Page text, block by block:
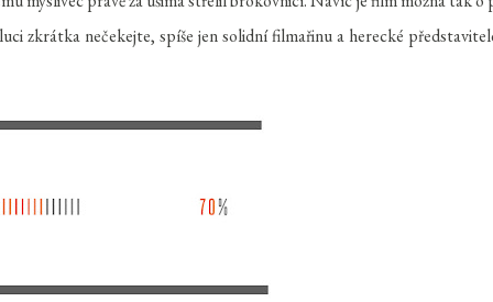
zkrátka nečekejte, spíše jen solidní filmařinu a herecké